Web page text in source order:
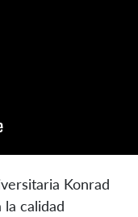
Konrad
calidad